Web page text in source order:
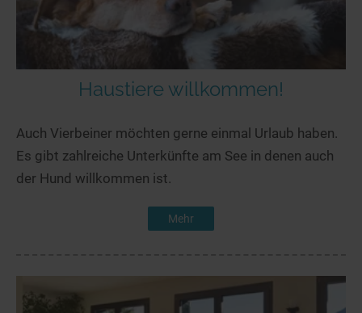
Haustiere willkommen!
Auch Vierbeiner möchten gerne einmal Urlaub haben.
Es gibt zahlreiche Unterkünfte am See in denen auch
der Hund willkommen ist.
Mehr